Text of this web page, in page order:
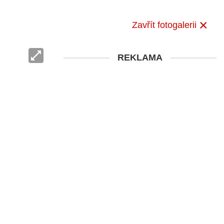
Zavřít fotogalerii
REKLAMA